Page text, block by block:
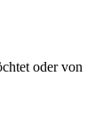
oder von